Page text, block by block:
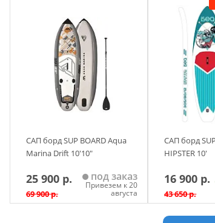
2 сидушки;
2 плавника;
ремкомплект.
САП борд SUP BOARD Aqua
Marina Drift 10'10"
25 900 р.
69 900 р.
под заказ
Привезем к 20
августа
САП борд
HIPSTER 10'
16 900 р.
43 650 р.